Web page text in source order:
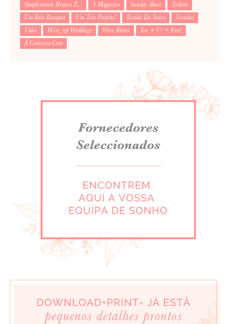
Simplesmente Branco É...
S Magazine Sunday Shoes
Toilette
Um Belo Bouquet
Um Trio Perfeito! Vestido De Noiva
Vestidus
Video
Wise_up Weddings Wow Factor
You + Us = Fun!
À Conversa Com